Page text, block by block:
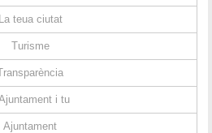
La teua ciutat
Turisme
i tu
Ajuntament